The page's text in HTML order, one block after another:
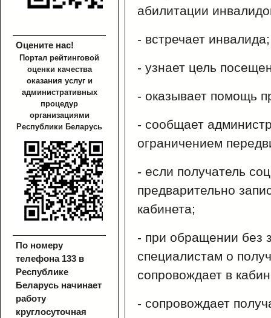
Оцените нас!
Портал рейтинговой
оценки качества
оказания услуг и
административных
процедур
организациями
Республики Беларусь
По номеру
телефона 133 в
Республике
Беларусь начинает
работу
круглосуточная
абилитации
- встречает инвалида;
- узнает цель
- оказывает помощь
- сообщает
ограничением
- если получатель
предварительно
кабинета;
- при обращении без
специалистам о
сопровождает в
- сопровождает